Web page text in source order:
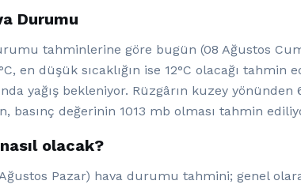
Durumu
tahminlerine göre bugün (08 Ağustos
en düşük sıcaklığın ise 12°C olacağı
yağış bekleniyor. Rüzgârın kuzey
basınç değerinin 1013 mb olması tahmin
olacak?
Pazar) hava durumu tahmini; genel